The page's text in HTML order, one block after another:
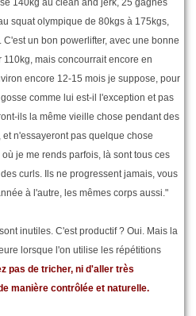
squat olympique de 80kgs à 175kgs,
un bon powerlifter, avec une bonne
mais concourrait encore en
encore 12-15 mois je suppose, pour
comme lui est-il l'exception et pas
ils la même vieille chose pendant des
n'essayeront pas quelque chose
je me rends parfois, là sont tous ces
curls. Ils ne progressent jamais, vous
à l'autre, les mêmes corps aussi."
inutiles. C'est productif ? Oui. Mais la
lorsque l'on utilise les répétitions
pas de tricher, ni d'aller très
manière contrôlée et naturelle.